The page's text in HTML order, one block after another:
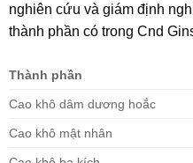
nghiên cứu và giám định
thành phần có trong Cnd
Thành phần
Cao khô dâm dương hoắc
Cao khô mật nhân